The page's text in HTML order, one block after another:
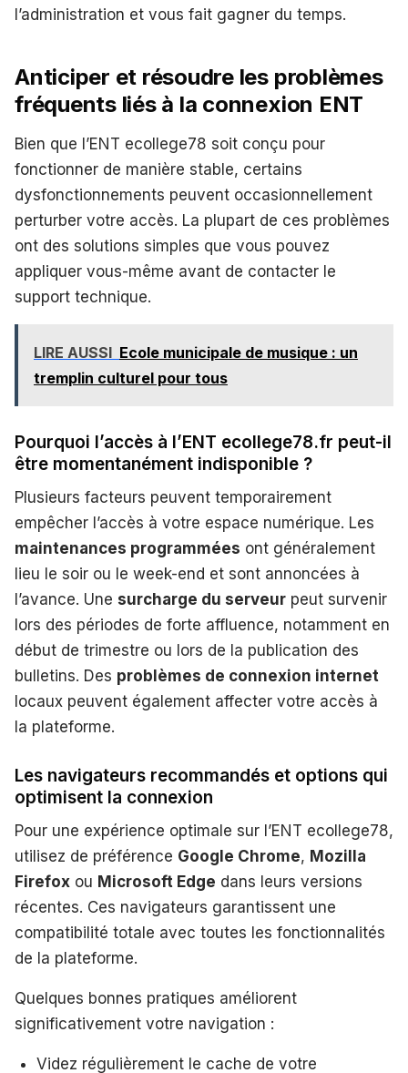
l’administration et vous fait gagner du temps.
Anticiper et résoudre les problèmes
fréquents liés à la connexion ENT
Bien que l’ENT ecollege78 soit conçu pour
fonctionner de manière stable, certains
dysfonctionnements peuvent occasionnellement
perturber votre accès. La plupart de ces problèmes
ont des solutions simples que vous pouvez
appliquer vous-même avant de contacter le
support technique.
LIRE AUSSI Ecole municipale de musique : un
tremplin culturel pour tous
Pourquoi l’accès à l’ENT ecollege78.fr peut-il
être momentanément indisponible ?
Plusieurs facteurs peuvent temporairement
empêcher l’accès à votre espace numérique. Les
maintenances programmées ont généralement
lieu le soir ou le week-end et sont annoncées à
l’avance. Une surcharge du serveur peut survenir
lors des périodes de forte affluence, notamment en
début de trimestre ou lors de la publication des
bulletins. Des problèmes de connexion internet
locaux peuvent également affecter votre accès à
la plateforme.
Les navigateurs recommandés et options qui
optimisent la connexion
Pour une expérience optimale sur l’ENT ecollege78,
utilisez de préférence Google Chrome, Mozilla
Firefox ou Microsoft Edge dans leurs versions
récentes. Ces navigateurs garantissent une
compatibilité totale avec toutes les fonctionnalités
de la plateforme.
Quelques bonnes pratiques améliorent
significativement votre navigation :
Videz régulièrement le cache de votre